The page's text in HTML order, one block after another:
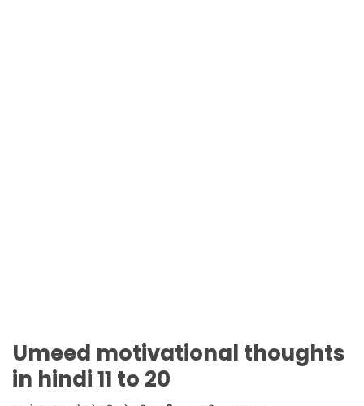
Umeed motivational thoughts
in hindi11 to 20